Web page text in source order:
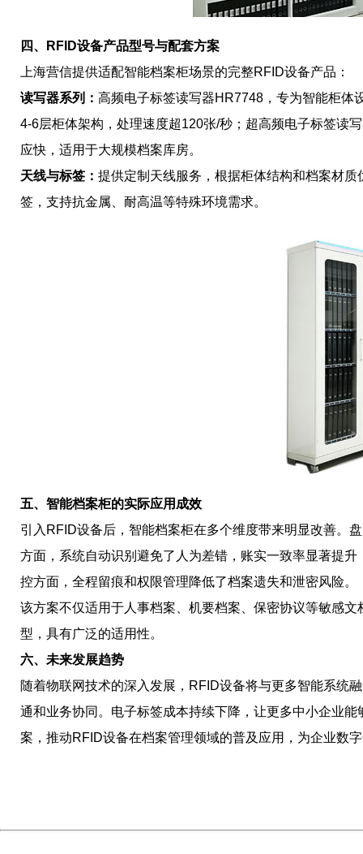
四、RFID设备产品型号与配套方案
上海营信提供适配智能档案柜场景的完整RFID设备产品：
读写器系列： 高频电子标签读写器HR7748，专为智能柜体
4-6层柜体架构，处理速度超120张/秒；超高频电子标签读
应快，适用于大规模档案库房。
天线与标签： 提供定制天线服务，根据柜体结构和档案材
签，支持抗金属、耐高温等特殊环境需求。
五、智能档案柜的实际应用成效
引入RFID设备后，智能档案柜在多个维度带来明显改善。
方面，系统自动识别避免了人为差错，账实一致率显著提
控方面，全程留痕和权限管理降低了档案遗失和泄密风险。
该方案不仅适用于人事档案、机要档案、保密协议等敏感
型，具有广泛的适用性。
六、未来发展趋势
随着物联网技术的深入发展，RFID设备将与更多智能系统
通和业务协同。电子标签成本持续下降，让更多中小企业
案，推动RFID设备在档案管理领域的普及应用，为企业数